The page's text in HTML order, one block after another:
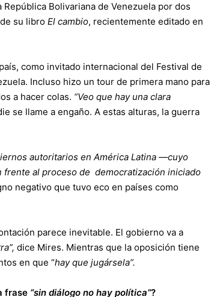
Bolivariana de Venezuela por dos
su libro El cambio, recientemente editado en
como invitado internacional del Festival de
Incluso hizo un tour de primera mano para
a hacer colas. “Veo que hay una clara
se llame a engaño. A estas alturas, la guerra
autoritarios en América Latina —cuyo
al proceso de democratización iniciado
negativo que tuvo eco en países como
parece inevitable. El gobierno va a
dice Mires. Mientras que la oposición tiene
en que “hay que jugársela”.
frase “sin diálogo no hay política”?